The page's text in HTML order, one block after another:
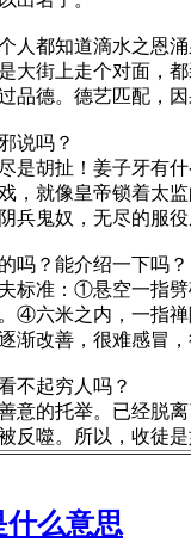
都知道滴水之恩涌
街上走个对面，都
品德。德艺匹配，
说吗？
胡扯！姜子牙有什
，就像皇帝锁着太
兵鬼奴，无尽的服役
？能介绍一下吗？
准：①悬空一指劈
④六米之内，一指
改善，很难感冒，
起穷人吗？
的托举。已经脱离
反噬。所以，收徒
什么意思